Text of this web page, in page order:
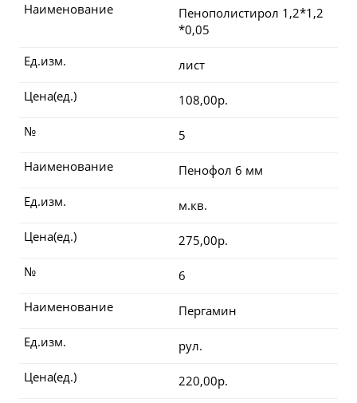
Пенополистирол 1,2*1,2
*0,05
Наименование
лист
Ед.изм.
108,00р.
Цена(ед.)
5
№
Пенофол 6 мм
Наименование
м.кв.
Ед.изм.
275,00р.
Цена(ед.)
6
№
Пергамин
Наименование
рул.
Ед.изм.
220,00р.
Цена(ед.)